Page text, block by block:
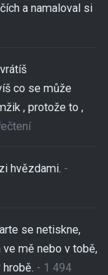
a namaloval si
co se může
, protože to ,
hvězdami. -
se netiskne,
mě nebo v tobě,
- 1 494